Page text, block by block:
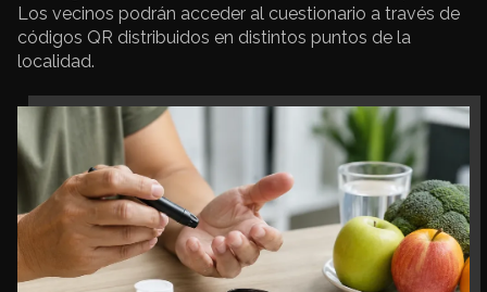
Los vecinos podrán acceder al cuestionario a través de
códigos QR distribuidos en distintos puntos de la
localidad.